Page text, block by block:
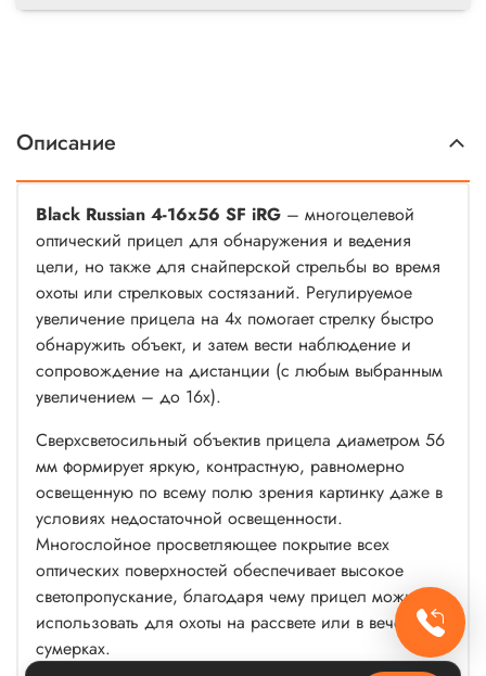
Описание
Black Russian 4-16x56 SF iRG – многоцелевой
оптический прицел для обнаружения и ведения
цели, но также для снайперской стрельбы во время
охоты или стрелковых состязаний. Регулируемое
увеличение прицела на 4х помогает стрелку быстро
обнаружить объект, и затем вести наблюдение и
сопровождение на дистанции (с любым выбранным
увеличением – до 16х).
Сверхсветосильный объектив прицела диаметром 56
мм формирует яркую, контрастную, равномерно
освещенную по всему полю зрения картинку даже в
условиях недостаточной освещенности.
Многослойное просветляющее покрытие всех
оптических поверхностей обеспечивает высокое
светопропускание, благодаря чему прицел можно
использовать для охоты на рассвете или в вечерних
сумерках.